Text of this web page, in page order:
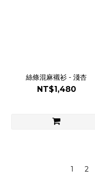
絲條混麻襯衫 - 淺杏
NT$1,480
1 2